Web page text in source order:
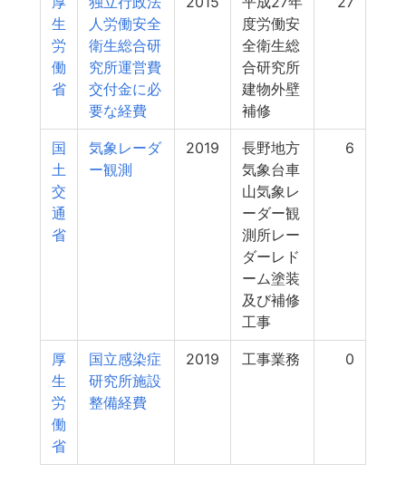
生
労
働
省
人労働安全
衛生総合研
究所運営費
交付金に必
要な経費
度労働安
全衛生総
合研究所
建物外壁
補修
国
土
交
通
省
気象レーダ
ー観測
2019
長野地方
気象台車
山気象レ
ーダー観
測所レー
ダーレド
ーム塗装
及び補修
工事
6
厚
生
労
働
省
国立感染症
研究所施設
整備経費
2019 工事業務 0